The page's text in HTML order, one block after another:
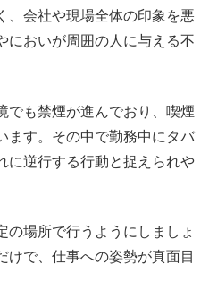
、会社や現場全体の印象を悪
においが周囲の人に与える不
でも禁煙が進んでおり、喫煙
ます。その中で勤務中にタバ
に逆行する行動と捉えられや
の場所で行うようにしましょ
けで、仕事への姿勢が真面目